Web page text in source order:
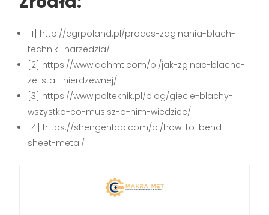
[1] http://cgrpoland.pl/proces-zaginania-blach-
techniki-narzedzia/
[2] https://www.adhmt.com/pl/jak-zginac-blache-
ze-stali-nierdzewnej/
[3] https://www.polteknik.pl/blog/giecie-blachy-
wszystko-co-musisz-o-nim-wiedziec/
[4] https://shengenfab.com/pl/how-to-bend-
sheet-metal/